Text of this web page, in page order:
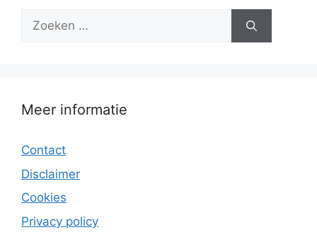
Zoek
Meer informatie
Contact
Disclaimer
Cookies
Privacy policy